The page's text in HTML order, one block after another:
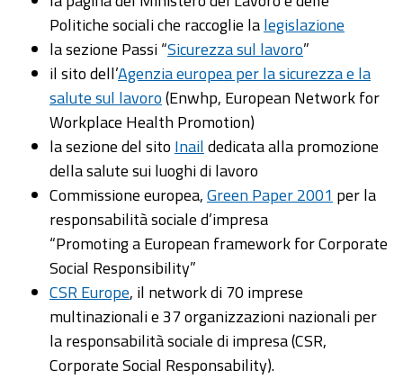
Politiche sociali che raccoglie lalegislazione
la sezione Passi “Sicurezza sul lavoro”
il sito dell’Agenzia europea per la sicurezza e la
salute sul lavoro(Enwhp, European Network for
Workplace Health Promotion)
la sezione del sito Inaildedicata alla promozione
della salute sui luoghi di lavoro
Commissione europea,Green Paper 2001 per la
responsabilità sociale d’impresa
“Promoting a European framework for Corporate
Social Responsibility”
CSR Europe, il network di 70 imprese
multinazionali e 37 organizzazioni nazionali per
la responsabilità sociale di impresa (CSR,
Corporate Social Responsability).